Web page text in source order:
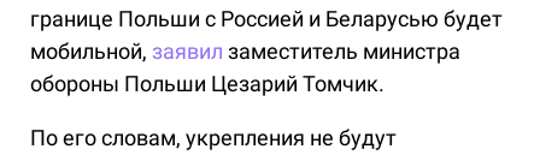
границе Польши с Россией и Беларусью будет
мобильной, заявил заместитель министра
обороны Польши Цезарий Томчик.
По его словам, укрепления не будут